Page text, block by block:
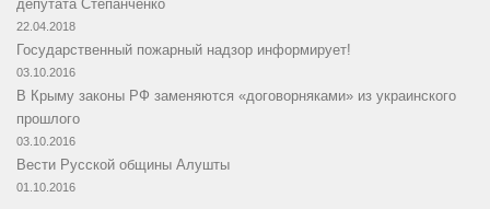
депутата Степанченко
22.04.2018
Государственный пожарный надзор информирует!
03.10.2016
В Крыму законы РФ заменяются «договорняками» из украинского
прошлого
03.10.2016
Вести Русской общины Алушты
01.10.2016